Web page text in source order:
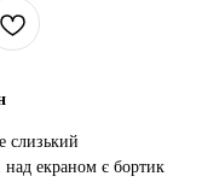
слизький
екраном є бортик